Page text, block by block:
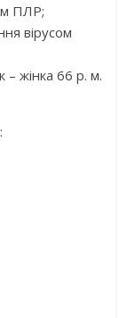
ПЛР;
вірусом
– жінка 66 р. м.